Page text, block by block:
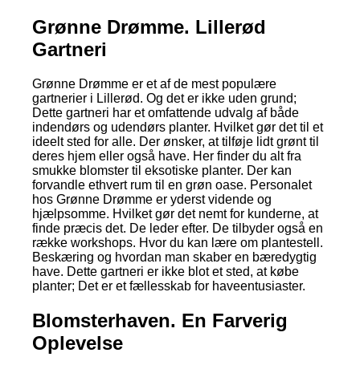
Grønne Drømme. Lillerød
Gartneri
Grønne Drømme er et af de mest populære
gartnerier i Lillerød. Og det er ikke uden grund;
Dette gartneri har et omfattende udvalg af både
indendørs og udendørs planter. Hvilket gør det til et
ideelt sted for alle. Der ønsker, at tilføje lidt grønt til
deres hjem eller også have. Her finder du alt fra
smukke blomster til eksotiske planter. Der kan
forvandle ethvert rum til en grøn oase. Personalet
hos Grønne Drømme er yderst vidende og
hjælpsomme. Hvilket gør det nemt for kunderne, at
finde præcis det. De leder efter. De tilbyder også en
række workshops. Hvor du kan lære om plantestell.
Beskæring og hvordan man skaber en bæredygtig
have. Dette gartneri er ikke blot et sted, at købe
planter; Det er et fællesskab for haveentusiaster.
Blomsterhaven. En Farverig
Oplevelse